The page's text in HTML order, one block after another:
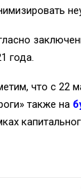
года.
что с 22
также на